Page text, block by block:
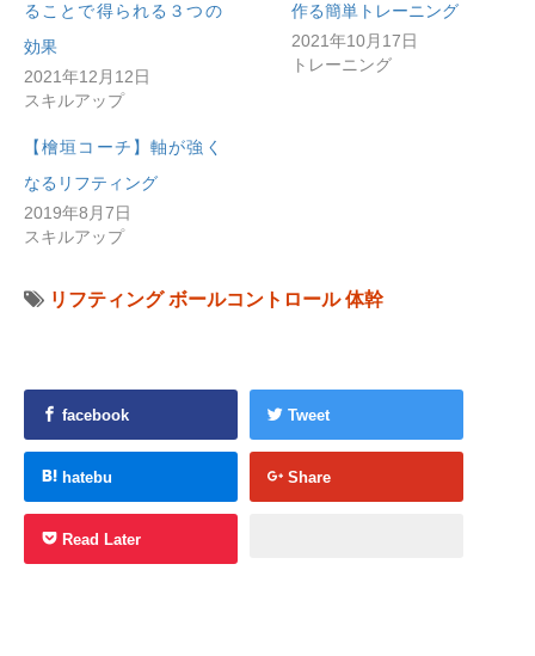
ることで得られる３つの
効果
2021年12月12日
スキルアップ
作る簡単トレーニング
2021年10月17日
トレーニング
【檜垣コーチ】軸が強く
なるリフティング
2019年8月7日
スキルアップ
リフティング ボールコントロール 体幹
facebook Tweet
hatebu Share
Read Later